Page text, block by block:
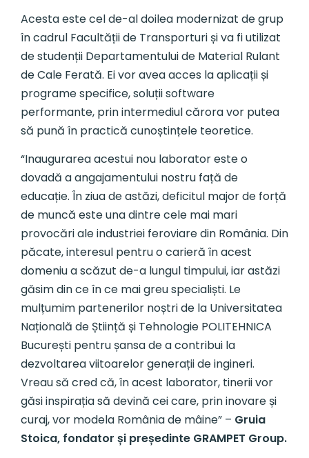
Acesta este cel de-al doilea modernizat de grup
în cadrul Facultății de Transporturi și va fi utilizat
de studenții Departamentului de Material Rulant
de Cale Ferată. Ei vor avea acces la aplicații și
programe specifice, soluții software
performante, prin intermediul cărora vor putea
să pună în practică cunoștințele teoretice.
“Inaugurarea acestui nou laborator este o
dovadă a angajamentului nostru față de
educație. În ziua de astăzi, deficitul major de forță
de muncă este una dintre cele mai mari
provocări ale industriei feroviare din România. Din
păcate, interesul pentru o carieră în acest
domeniu a scăzut de-a lungul timpului, iar astăzi
găsim din ce în ce mai greu specialiști. Le
mulțumim partenerilor noștri de la Universitatea
Națională de Știință și Tehnologie POLITEHNICA
București pentru șansa de a contribui la
dezvoltarea viitoarelor generații de ingineri.
Vreau să cred că, în acest laborator, tinerii vor
găsi inspirația să devină cei care, prin inovare și
curaj, vor modela România de mâine” – Gruia
Stoica, fondator și președinte GRAMPET Group.